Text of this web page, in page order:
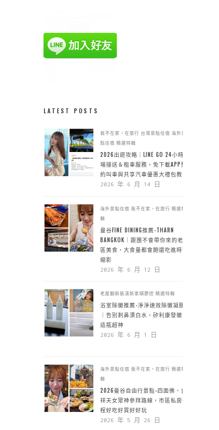
LATEST POSTS
我不在家，在旅行 台灣景點住宿 海外景
點住宿 精選特輯
2026出遊攻略｜LINE GO 24小時機
場接送＆租車服務，免下載APP預
約叫車與共享汽車優惠大禮包教學
2026 年 6 月 14 日
海外景點住宿 我不在家，在旅行 精選特
輯
曼谷FINE DINING推薦-THARN
BANGKOK｜跟團不會帶你來的老城
區美食，大食量都會飽還吃進時空
縮影
2026 年 6 月 12 日
老屋翻新裝潢新家細節控 精選特輯
浴室除黴推薦-淨淨速效除黴凝膠
｜告別刺鼻漂白水，矽利康發黴靠
這瓶超神
2026 年 6 月 1 日
海外景點住宿 我不在家，在旅行 精選特
輯
2026曼谷自由行景點-四面佛、吉
祥天女眾神參拜路線，市區私房行
程好吃好買好好玩
2026 年 5 月 26 日